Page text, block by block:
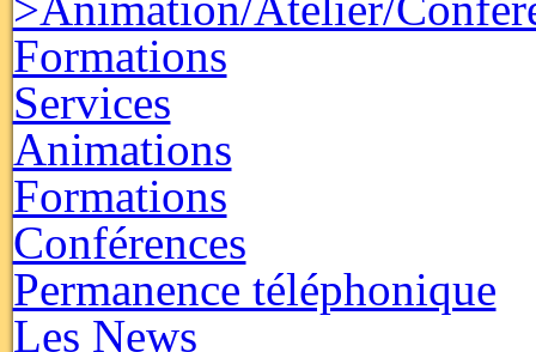
Formations
Services
Animations
Formations
Conférences
Permanence téléphonique
Les News